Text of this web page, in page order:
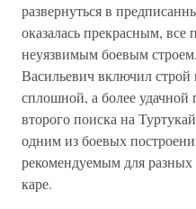
развернуться в
оказалась прекрасным,
неуязвимым боевым
Васильевич включил
сплошной, а более
второго поиска на
одним из боевых
рекомендуемым для разных
каре.